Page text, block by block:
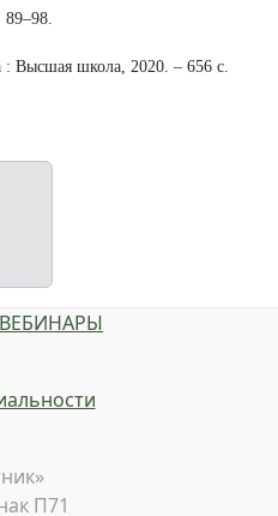
89–98.
: Высшая школа, 2020. – 656 с.
ВЕБИНАРЫ
П71